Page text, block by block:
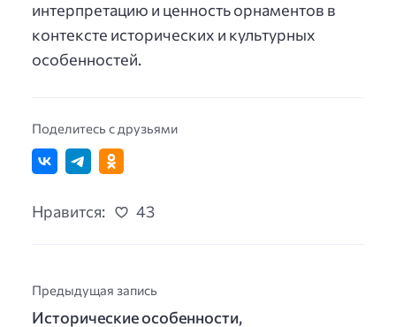
интерпретацию и ценность орнаментов в
контексте исторических и культурных
особенностей.
Поделитесь с друзьями
Нравится: 43
Предыдущая запись
Исторические особенности,